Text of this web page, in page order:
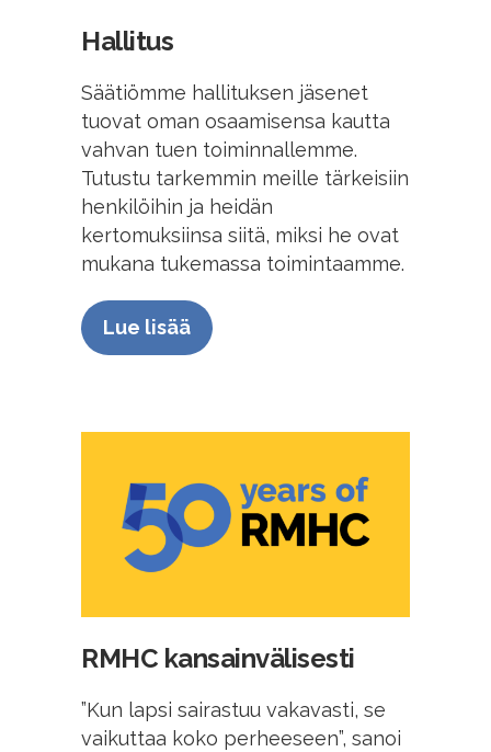
Hallitus
Säätiömme hallituksen jäsenet
tuovat oman osaamisensa kautta
vahvan tuen toiminnallemme.
Tutustu tarkemmin meille tärkeisiin
henkilöihin ja heidän
kertomuksiinsa siitä, miksi he ovat
mukana tukemassa toimintaamme.
Lue lisää
RMHC kansainvälisesti
”Kun lapsi sairastuu vakavasti, se
vaikuttaa koko perheeseen”, sanoi